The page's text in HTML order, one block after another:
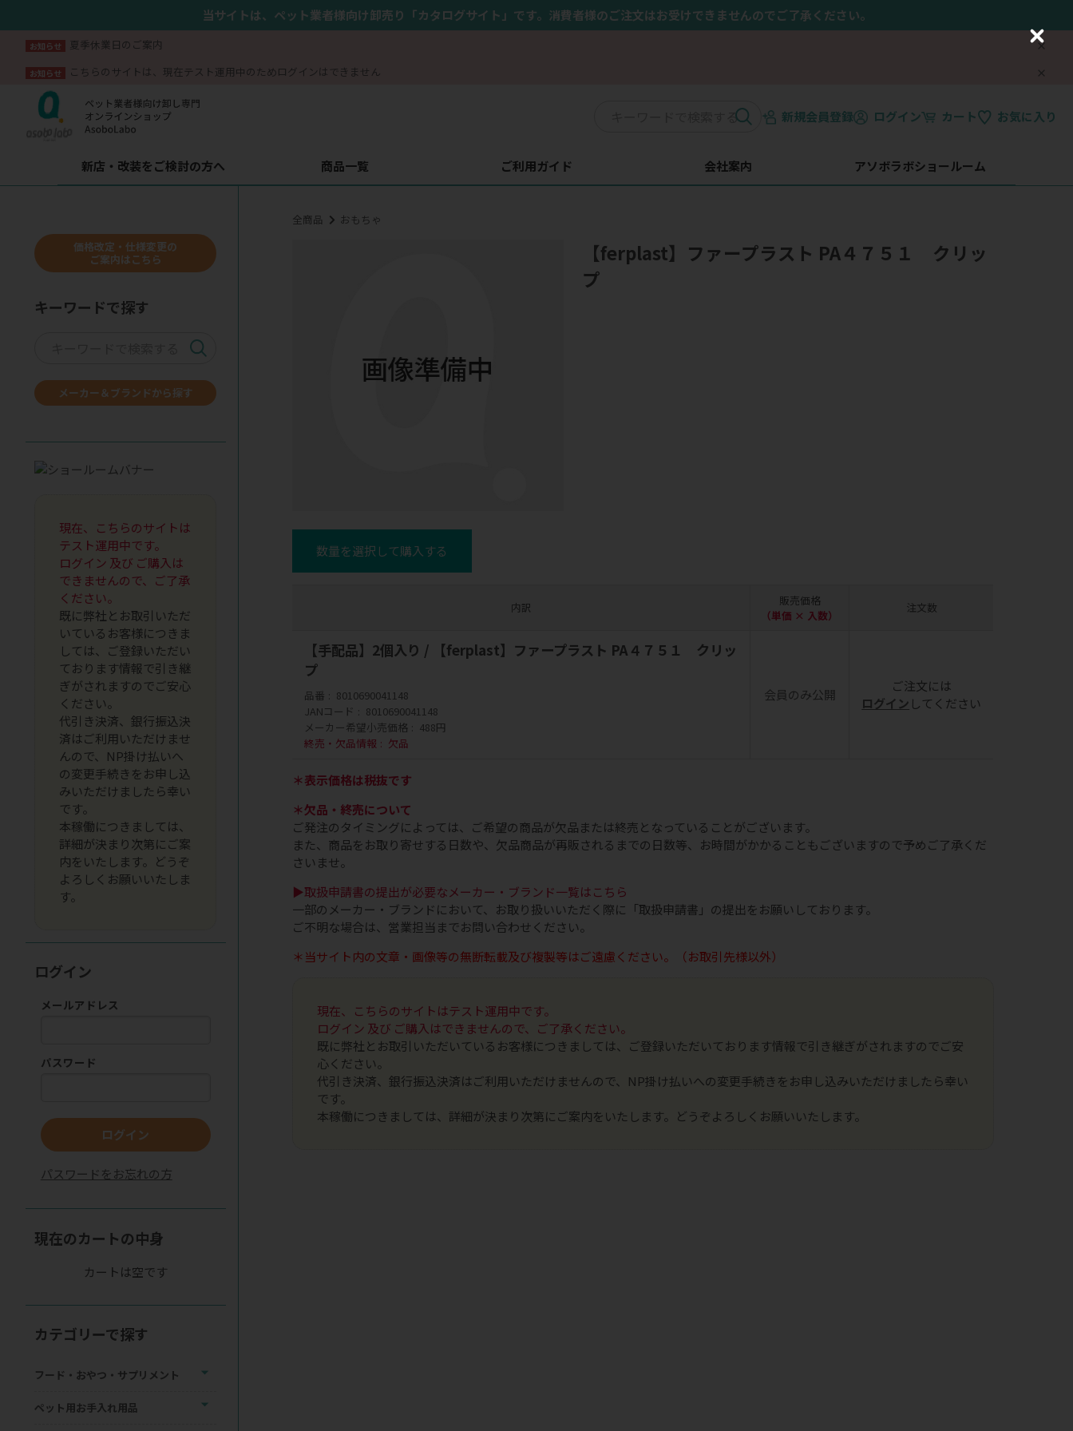
当サイトは、ペット業者様向け卸売り「カタログサイト」です。消費者様のご注文はお受けできませんのでご了承ください。
お知らせ 夏季休業日のご案内
お知らせ こちらのサイトは、現在テスト運用中のためログインはできません
新規会員登録 ログイン カート お気に入り
新店・改装をご検討の方へ 商品一覧 ご利用ガイド 会社案内 アソボラボショールーム
全商品 おもちゃ
【ferplast】ファープラスト PA４７５１ クリッ
プ
数量を選択して購入する
内訳
販売価格
（単価 × 入数）
注文数
【手配品】2個入り / 【ferplast】ファープラスト PA４７５１ クリッ
プ
品番
8010690041148
JANコード
8010690041148
メーカー希望小売価格
488円
終売・欠品情報
欠品
会員のみ公開
ご注文には
ログイン してください
＊表示価格は税抜です
＊欠品・終売について
ご発注のタイミングによっては、ご希望の商品が欠品または終売となっていることがございます。
また、商品をお取り寄せする日数や、欠品商品が再販されるまでの日数等、お時間がかかることもございますので予めご了承くだ
さいませ。
▶取扱申請書の提出が必要なメーカー・ブランド一覧はこちら
一部のメーカー・ブランドにおいて、お取り扱いいただく際に「取扱申請書」の提出をお願いしております。
ご不明な場合は、営業担当までお問い合わせください。
＊当サイト内の文章・画像等の無断転載及び複製等はご遠慮ください。（お取引先様以外）
現在、こちらのサイトはテスト運用中です。
ログイン 及び ご購入はできませんので、ご了承ください。
既に弊社とお取引いただいているお客様につきましては、ご登録いただいております情報で引き継ぎがされますのでご安
心ください。
代引き決済、銀行振込決済はご利用いただけませんので、NP掛け払いへの変更手続きをお申し込みいただけましたら幸い
です。
本稼働につきましては、詳細が決まり次第にご案内をいたします。どうぞよろしくお願いいたします。
価格改定・仕様変更の
ご案内はこちら
キーワードで探す
メーカー＆ブランドから探す
現在、こちらのサイトは
テスト運用中です。
ログイン 及び ご購入は
できませんので、ご了承
ください。
既に弊社とお取引いただ
いているお客様につきま
しては、ご登録いただい
ております情報で引き継
ぎがされますのでご安心
ください。
代引き決済、銀行振込決
済はご利用いただけませ
んので、NP掛け払いへ
の変更手続きをお申し込
みいただけましたら幸い
です。
本稼働につきましては、
詳細が決まり次第にご案
内をいたします。どうぞ
よろしくお願いいたしま
す。
ログイン
メールアドレス
パスワード
ログイン
パスワードをお忘れの方
現在のカートの中身
カートは空です
カテゴリーで探す
フード・おやつ・サプリメント
ペット用お手入れ用品
C
o